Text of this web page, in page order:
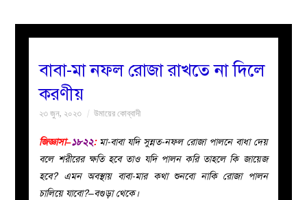
নারীদের
ইসলাহী
বাবা-মা নফল রোজা রাখতে না দিলে
করণীয়
২৩ জুন, ২০২৩ উমায়ের কোব্বাদী
জিজ্ঞাসা–১৮২২: মা-বাবা যদি সুন্নত-নফল রোজা পালনে বাধা দেয়
বলে শরীরের ক্ষতি হবে তাও যদি পালন করি তাহলে কি জায়েজ
হবে? এমন অবস্থায় বাবা-মার কথা শুনবো নাকি রোজা পালন
চালিয়ে যাবো?–বগুড়া থেকে।